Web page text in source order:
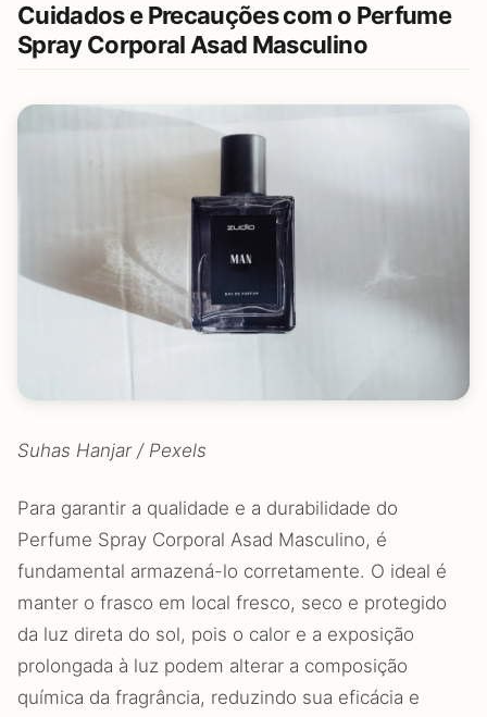
Cuidados e Precauções com o Perfume
Spray Corporal Asad Masculino
Suhas Hanjar / Pexels
Para garantir a qualidade e a durabilidade do
Perfume Spray Corporal Asad Masculino, é
fundamental armazená-lo corretamente. O ideal é
manter o frasco em local fresco, seco e protegido
da luz direta do sol, pois o calor e a exposição
prolongada à luz podem alterar a composição
química da fragrância, reduzindo sua eficácia e